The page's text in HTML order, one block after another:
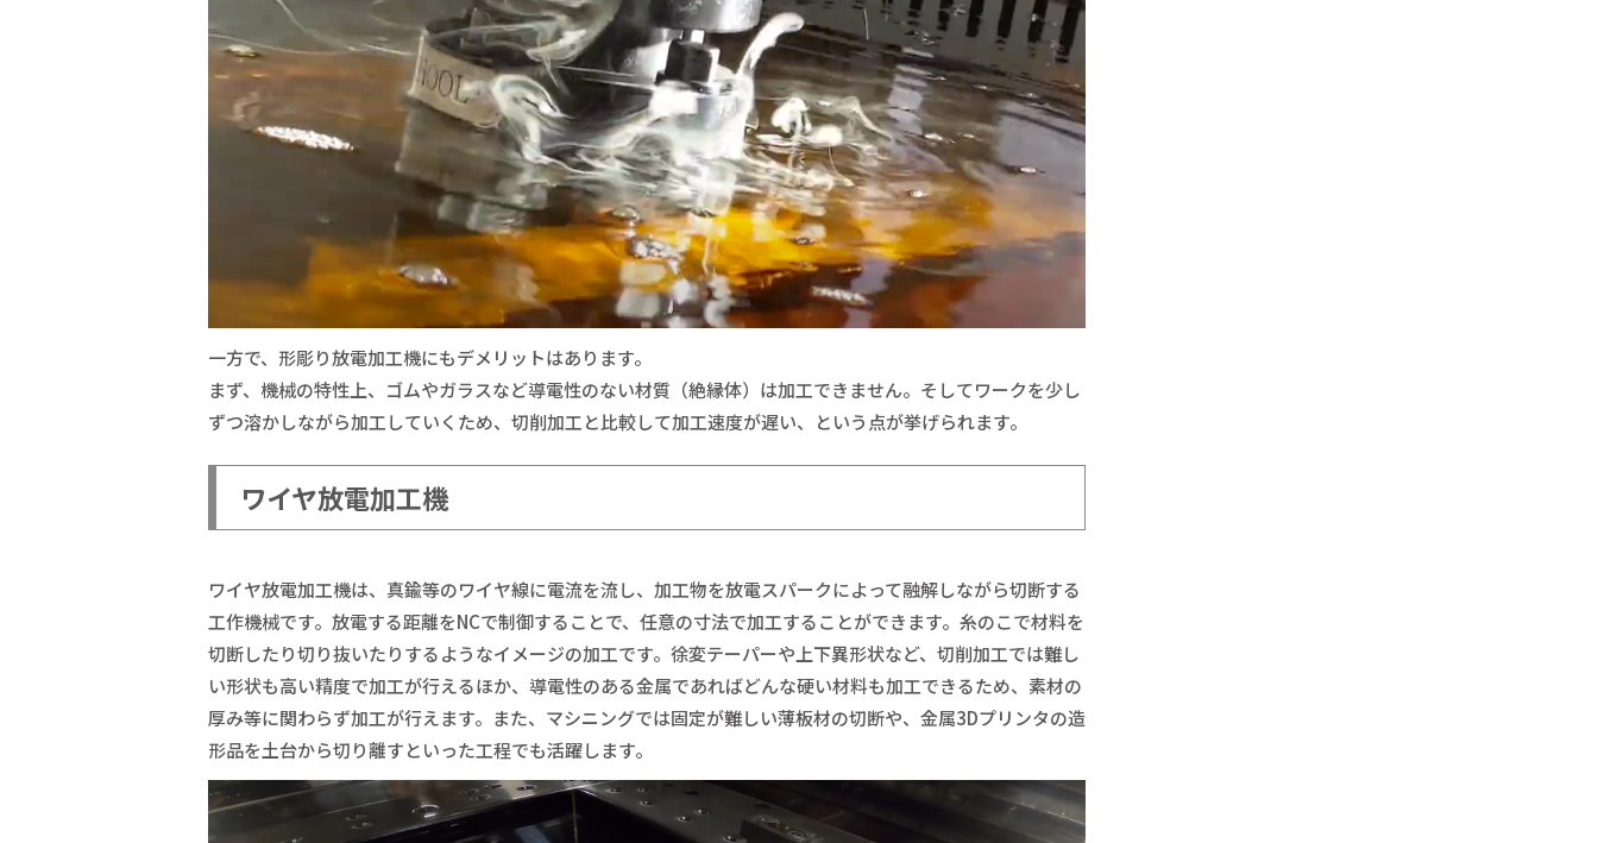
一方で、形彫り放電加工機にもデメリットはあります。
まず、機械の特性上、ゴムやガラスなど導電性のない材質（絶縁体）は加工できません。そしてワークを少し
ずつ溶かしながら加工していくため、切削加工と比較して加工速度が遅い、という点が挙げられます。
ワイヤ放電加工機
ワイヤ放電加工機は、真鍮等のワイヤ線に電流を流し、加工物を放電スパークによって融解しながら切断する
工作機械です。放電する距離をNCで制御することで、任意の寸法で加工することができます。糸のこで材料を
切断したり切り抜いたりするようなイメージの加工です。徐変テーパーや上下異形状など、切削加工では難し
い形状も高い精度で加工が行えるほか、導電性のある金属であればどんな硬い材料も加工できるため、素材の
厚み等に関わらず加工が行えます。また、マシニングでは固定が難しい薄板材の切断や、金属3Dプリンタの造
形品を土台から切り離すといった工程でも活躍します。